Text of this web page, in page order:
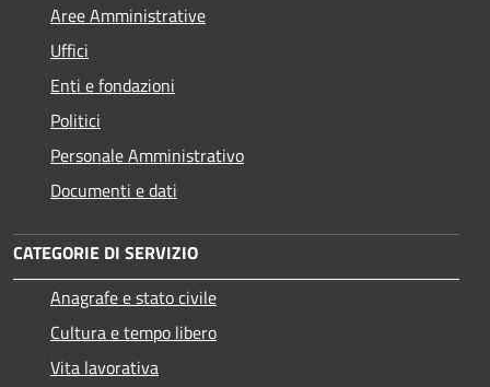
Aree Amministrative
Uffici
Enti e fondazioni
Politici
Personale Amministrativo
Documenti e dati
CATEGORIE DI SERVIZIO
Anagrafe e stato civile
Cultura e tempo libero
Vita lavorativa